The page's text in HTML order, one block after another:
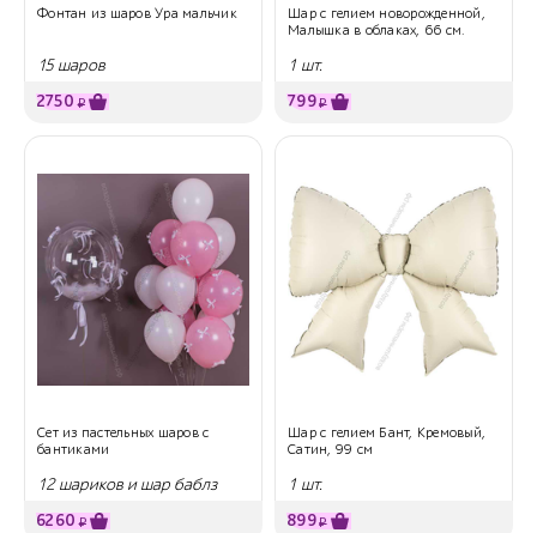
Фонтан из шаров Ура мальчик
15 шаров
2750 ₽
Шар с гелием новорожденной,
Малышка в облаках, 66 см.
1 шт.
799₽
Сет из пастельных шаров с
бантиками
12 шариков и шар баблз
6260 ₽
Шар с гелием Бант, Кремовый,
Сатин, 99 см
1 шт.
899₽